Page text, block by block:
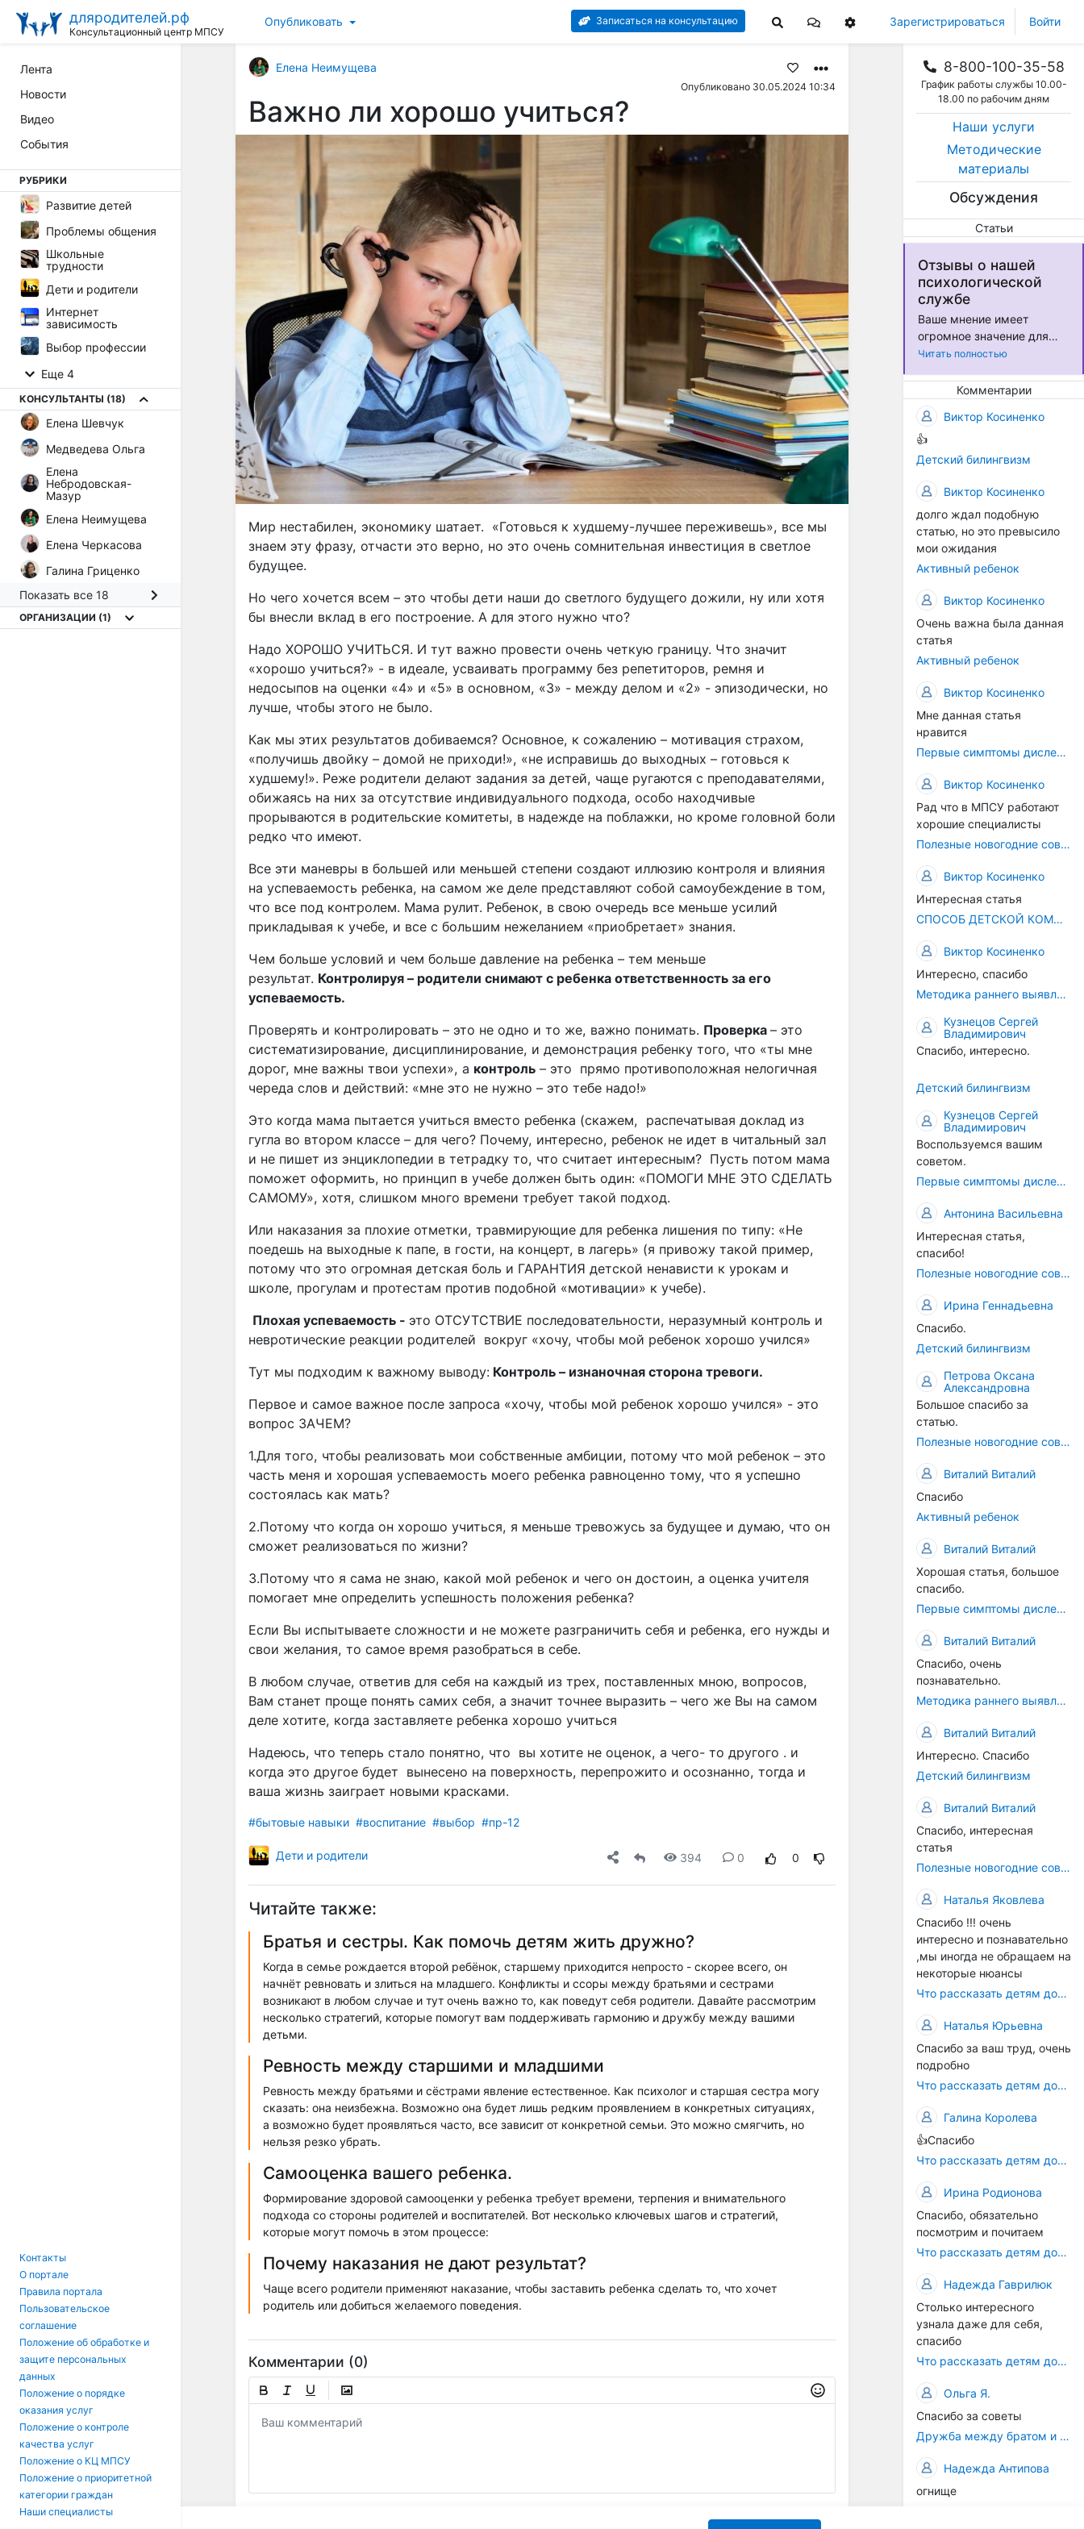
дляродителей.рф
Консультационный центр МПСУ
Опубликовать Записаться на консультацию Зарегистрироваться Войти
Лента
Новости
Видео
События
РУБРИКИ
Развитие детей
Проблемы общения
Школьные
трудности
Дети и родители
Интернет
зависимость
Выбор профессии
Еще 4
КОНСУЛЬТАНТЫ (18)
Елена Шевчук
Медведева Ольга
Елена
Небродовская-
Мазур
Елена Неимущева
Елена Черкасова
Галина Гриценко
Показать все 18
ОРГАНИЗАЦИИ (1)
Контакты
О портале
Правила портала
Пользовательское
соглашение
Положение об обработке и
защите персональных
данных
Положение о порядке
оказания услуг
Положение о контроле
качества услуг
Положение о КЦ МПСУ
Положение о приоритетной
категории граждан
Наши специалисты
Елена Неимущева
Опубликовано 30.05.2024 10:34
Важно ли хорошо учиться?
Мир нестабилен, экономику шатает. «Готовься к худшему-лучшее переживешь», все мы
знаем эту фразу, отчасти это верно, но это очень сомнительная инвестиция в светлое
будущее.
Но чего хочется всем – это чтобы дети наши до светлого будущего дожили, ну или хотя
бы внесли вклад в его построение. А для этого нужно что?
Надо ХОРОШО УЧИТЬСЯ. И тут важно провести очень четкую границу. Что значит
«хорошо учиться?» - в идеале, усваивать программу без репетиторов, ремня и
недосыпов на оценки «4» и «5» в основном, «3» - между делом и «2» - эпизодически, но
лучше, чтобы этого не было.
Как мы этих результатов добиваемся? Основное, к сожалению – мотивация страхом,
«получишь двойку – домой не приходи!», «не исправишь до выходных – готовься к
худшему!». Реже родители делают задания за детей, чаще ругаются с преподавателями,
обижаясь на них за отсутствие индивидуального подхода, особо находчивые
прорываются в родительские комитеты, в надежде на поблажки, но кроме головной боли
редко что имеют.
Все эти маневры в большей или меньшей степени создают иллюзию контроля и влияния
на успеваемость ребенка, на самом же деле представляют собой самоубеждение в том,
что все под контролем. Мама рулит. Ребенок, в свою очередь все меньше усилий
прикладывая к учебе, и все с большим нежеланием «приобретает» знания.
Чем больше условий и чем больше давление на ребенка – тем меньше
результат. Контролируя – родители снимают с ребенка ответственность за его
успеваемость.
Проверять и контролировать – это не одно и то же, важно понимать. Проверка – это
систематизирование, дисциплинирование, и демонстрация ребенку того, что «ты мне
дорог, мне важны твои успехи», а контроль – это прямо противоположная нелогичная
череда слов и действий: «мне это не нужно – это тебе надо!»
Это когда мама пытается учиться вместо ребенка (скажем, распечатывая доклад из
гугла во втором классе – для чего? Почему, интересно, ребенок не идет в читальный зал
и не пишет из энциклопедии в тетрадку то, что считает интересным? Пусть потом мама
поможет оформить, но принцип в учебе должен быть один: «ПОМОГИ МНЕ ЭТО СДЕЛАТЬ
САМОМУ», хотя, слишком много времени требует такой подход.
Или наказания за плохие отметки, травмирующие для ребенка лишения по типу: «Не
поедешь на выходные к папе, в гости, на концерт, в лагерь» (я привожу такой пример,
потому что это огромная детская боль и ГАРАНТИЯ детской ненависти к урокам и
школе, прогулам и протестам против подобной «мотивации» к учебе).
Плохая успеваемость - это ОТСУТСТВИЕ последовательности, неразумный контроль и
невротические реакции родителей вокруг «хочу, чтобы мой ребенок хорошо учился»
Тут мы подходим к важному выводу: Контроль – изнаночная сторона тревоги.
Первое и самое важное после запроса «хочу, чтобы мой ребенок хорошо учился» - это
вопрос ЗАЧЕМ?
1.Для того, чтобы реализовать мои собственные амбиции, потому что мой ребенок – это
часть меня и хорошая успеваемость моего ребенка равноценно тому, что я успешно
состоялась как мать?
2.Потому что когда он хорошо учиться, я меньше тревожусь за будущее и думаю, что он
сможет реализоваться по жизни?
3.Потому что я сама не знаю, какой мой ребенок и чего он достоин, а оценка учителя
помогает мне определить успешность положения ребенка?
Если Вы испытываете сложности и не можете разграничить себя и ребенка, его нужды и
свои желания, то самое время разобраться в себе.
В любом случае, ответив для себя на каждый из трех, поставленных мною, вопросов,
Вам станет проще понять самих себя, а значит точнее выразить – чего же Вы на самом
деле хотите, когда заставляете ребенка хорошо учиться
Надеюсь, что теперь стало понятно, что вы хотите не оценок, а чего- то другого . и
когда это другое будет вынесено на поверхность, перепрожито и осознанно, тогда и
ваша жизнь заиграет новыми красками.
#бытовые навыки #воспитание #выбор #пр-12
Дети и родители 394 0 0
Читайте также:
Братья и сестры. Как помочь детям жить дружно?
Когда в семье рождается второй ребёнок, старшему приходится непросто - скорее всего, он
начнёт ревновать и злиться на младшего. Конфликты и ссоры между братьями и сестрами
возникают в любом случае и тут очень важно то, как поведут себя родители. Давайте рассмотрим
несколько стратегий, которые помогут вам поддерживать гармонию и дружбу между вашими
детьми.
Ревность между старшими и младшими
Ревность между братьями и сёстрами явление естественное. Как психолог и старшая сестра могу
сказать: она неизбежна. Возможно она будет лишь редким проявлением в конкретных ситуациях,
а возможно будет проявляться часто, все зависит от конкретной семьи. Это можно смягчить, но
нельзя резко убрать.
Самооценка вашего ребенка.
Формирование здоровой самооценки у ребенка требует времени, терпения и внимательного
подхода со стороны родителей и воспитателей. Вот несколько ключевых шагов и стратегий,
которые могут помочь в этом процессе:
Почему наказания не дают результат?
Чаще всего родители применяют наказание, чтобы заставить ребенка сделать то, что хочет
родитель или добиться желаемого поведения.
Комментарии (0)
Отправить
8-800-100-35-58
График работы службы 10.00-
18.00 по рабочим дням
Наши услуги
Методические
материалы
Обсуждения
Статьи
Отзывы о нашей
психологической
службе
Ваше мнение имеет
огромное значение для
нас! Мы стремимся
высококачественные
услуги для родителей и
непрерывно работаем над
улучшением нашей
практики. Ваш
поможет нам лучше
понять ваши потребности и
предоставить вам ещё
более эффективную
поддержку.
Читать полностью
Комментарии
Виктор Косиненко
👍
Детский билингвизм
Виктор Косиненко
долго ждал подобную
статью, но это превысило
мои ожидания
Активный ребенок
Виктор Косиненко
Очень важна была данная
статья
Активный ребенок
Виктор Косиненко
Мне данная статья
нравится
Первые симптомы дислексии
Виктор Косиненко
Рад что в МПСУ работают
хорошие специалисты
Полезные новогодние советы
Виктор Косиненко
Интересная статья
СПОСОБ ДЕТСКОЙ КОММУНИКАЦИИ – РЕЧЬ!
Виктор Косиненко
Интересно, спасибо
Методика раннего выявления предрасположенности к дислексии
Кузнецов Сергей
Владимирович
Спасибо, интересно.
Детский билингвизм
Кузнецов Сергей
Владимирович
Воспользуемся вашим
советом.
Первые симптомы дислексии
Антонина Васильевна
Интересная статья,
спасибо!
Полезные новогодние советы
Ирина Геннадьевна
Спасибо.
Детский билингвизм
Петрова Оксана
Александровна
Большое спасибо за
статью.
Полезные новогодние советы
Виталий Виталий
Спасибо
Активный ребенок
Виталий Виталий
Хорошая статья, большое
спасибо.
Первые симптомы дислексии
Виталий Виталий
Спасибо, очень
познавательно.
Методика раннего выявления предрасположенности к дислексии
Виталий Виталий
Интересно. Спасибо
Детский билингвизм
Виталий Виталий
Спасибо, интересная
статья
Полезные новогодние советы
Наталья Яковлева
Спасибо !!! очень
интересно и познавательно
,мы иногда не обращаем на
некоторые нюансы
Что рассказать детям дошкольного возраста про 12 декабря - День Конституции РФ
Наталья Юрьевна
Спасибо за ваш труд, очень
подробно
Что рассказать детям дошкольного возраста про 12 декабря - День Конституции РФ
Галина Королева
👍Спасибо
Что рассказать детям дошкольного возраста про 12 декабря - День Конституции РФ
Ирина Родионова
Спасибо, обязательно
посмотрим и почитаем
Что рассказать детям дошкольного возраста про 12 декабря - День Конституции РФ
Надежда Гаврилюк
Столько интересного
узнала даже для себя,
спасибо
Что рассказать детям дошкольного возраста про День семьи, любви и верности
Ольга Я.
Спасибо за советы
Дружба между братом и сестрой
Надежда Антипова
огнище